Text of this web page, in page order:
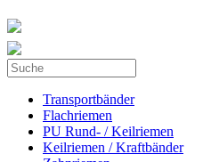
Suche
Transportbänder
Flachriemen
PU Rund- / Keilriemen
Keilriemen / Kraftbänder